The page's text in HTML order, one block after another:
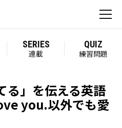
SERIES
連載
QUIZ
練習問題
る」を伝える英語
you.以外でも愛